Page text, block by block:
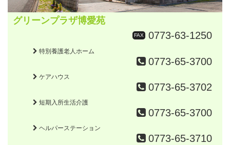
グリーンプラザ博愛苑
FAX 0773-63-1250
特別養護老人ホーム
0773-65-3700
ケアハウス
0773-65-3702
短期入所生活介護
0773-65-3700
ヘルパーステーション
0773-65-3710